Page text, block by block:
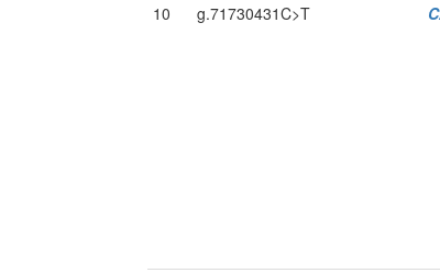
10 g.71730431C>T